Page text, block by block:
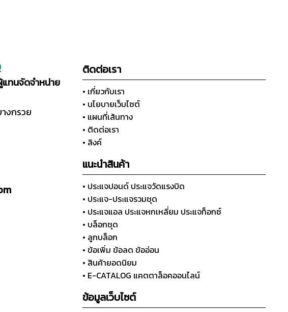
ทนจัดจำหน่าย
งกรวย
ติดต่อเรา
• เกี่ยวกับเรา
• นโยบายเว็บไซต์
• แผนที่เส้นทาง
• ติดต่อเรา
• ลิงค์
แนะนำสินค้า
• ประแจปอนด์ ประแจวัดแรงบิด
• ประแจ-ประแจรวมชุด
• ประแจแอล ประแจหกเหลี่ยม ประแจท็อกซ์
• บล็อกชุด
• ลูกบล็อก
• ข้อเพิ่ม ข้อลด ข้ออ่อน
• สินค้ายอดนิยม
• E-CATALOG แคตตาล็อคออนไลน์
ข้อมูลเว็บไซต์